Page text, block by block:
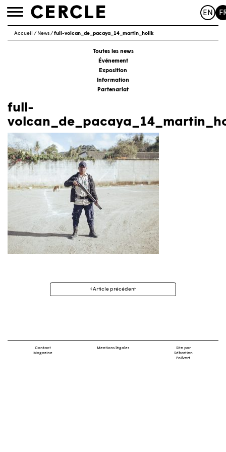
Toggle
EN
Accueil / News/full-volcan_de_pacaya_14_martin_holik
Toutes les news
Événement
Exposition
Information
Partenariat
full-
Navigation
Article précédent
Contact
Magazine
Mentions légales
Site par
Sébastien
Poilvert